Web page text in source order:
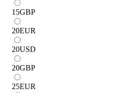
15GBP
20EUR
20USD
20GBP
25EUR